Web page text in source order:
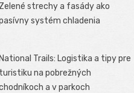
Zelené strechy a fasády ako
systém chladenia
National Trails: Logistika a tipy pre
turistiku na pobrežných
a v parkoch